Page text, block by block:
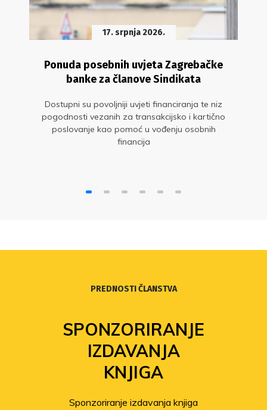
17. srpnja 2026.
Ponuda posebnih uvjeta Zagrebačke
banke za članove Sindikata
Dostupni su povoljniji uvjeti financiranja te niz
pogodnosti vezanih za transakcijsko i kartično
poslovanje kao pomoć u vođenju osobnih
financija
PREDNOSTI ČLANSTVA
SPONZORIRANJE
IZDAVANJA
KNJIGA
Sponzoriranje izdavanja knjiga